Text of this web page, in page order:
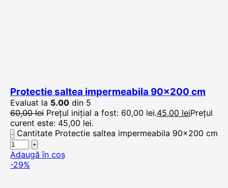
Protectie saltea impermeabila 90×200 cm
Evaluat la 5.00 din 5
60,00lei Prețul inițial a fost: 60,00 lei.45,00 leiPrețul
curent este: 45,00 lei.
Cantitate Protectie saltea impermeabila 90x200 cm
Adaugă în coș
-29%